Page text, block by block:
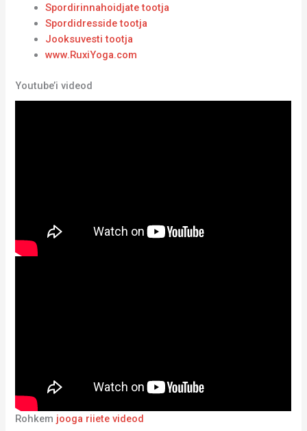
Spordirinnahoidjate tootja
Spordidresside tootja
Jooksuvesti tootja
www.RuxiYoga.com
Youtube’i videod
Rohkem jooga riiete videod